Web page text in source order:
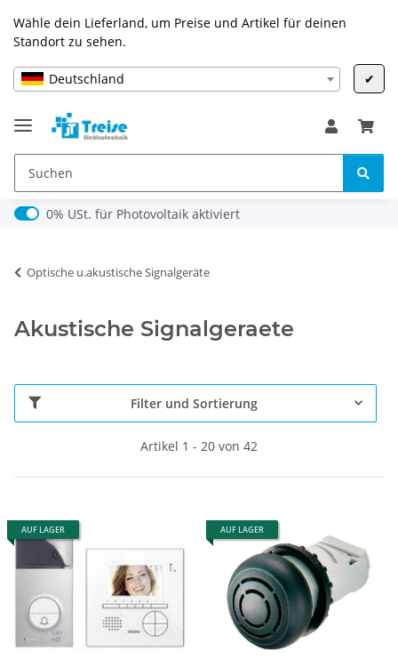
Wähle dein Lieferland, um Preise und Artikel für deinen
Standort zu sehen.
Deutschland ✔
0% USt. für Photovoltaik (§ 12 Abs. 3 UStG)
0% USt. für Photovoltaik aktiviert
Optische u.akustische Signalgeräte
Akustische Signalgeraete
Filter und Sortierung
Artikel 1 - 20 von 42
AUF LAGER AUF LAGER